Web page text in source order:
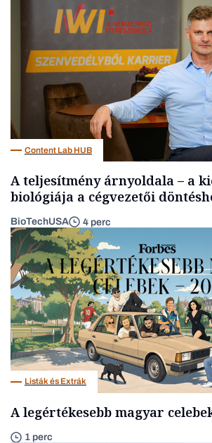
Content Lab HUB
A teljesítmény árnyoldala – a
biológiája a cégvezetői
BioTechUSA 4 perc
Listák és Extrák
A legértékesebb magyar
1 perc